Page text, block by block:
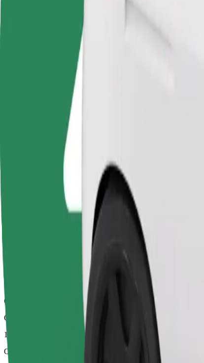
Хочеш дістатися за маршрутом "Tallinn Airport (TLL)" –
Зручність та комфорт — всього у декілька кліків!
Водії цієї категорії допомагають людям похилого віку
спеціалізована служба для візків).
Орієнтовний час поїздки
Орієнтовна відстань
Basic
Стандартні моделі та доступні ціни
Орієнтовний час поїздки
11 хв
Орієнтовна відстань